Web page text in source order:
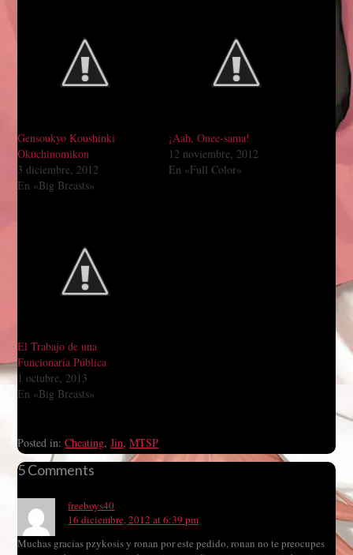
Gensoukyo Koushinki
Okuchinomikon
3 diciembre, 2012
En «Big Breasts»
¡Aah, Onee-sama!
12 noviembre, 2012
En «Full Color»
El Trabajo de una
Funcionaría Pública
1 octubre, 2013
En «Big Breasts»
Posted in:Cheating,Jin,MTSP
5 Comments
freeboys40
16 diciembre, 2012 at 6:39 pm
Muchas gracias pzykosis y ronan por este pedido, ronan no te preocupes